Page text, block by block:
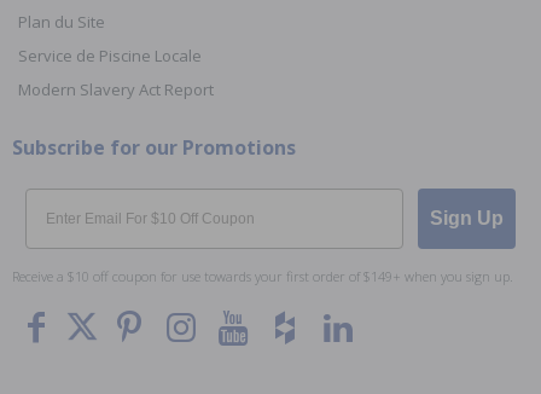
Plan du Site
Service de Piscine Locale
Modern Slavery Act Report
Subscribe for our Promotions
Email
Sign Up
Receive a $10 off coupon for use towards your first order of $149+ when you sign up.